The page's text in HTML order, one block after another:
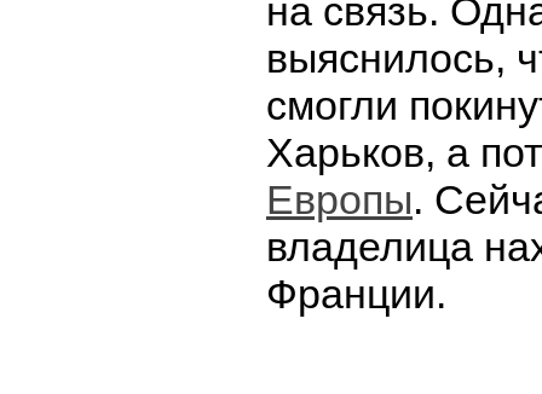
на связь.
выяснилось,
смогли
Харьков, а
Европы.
владелица
Франции.